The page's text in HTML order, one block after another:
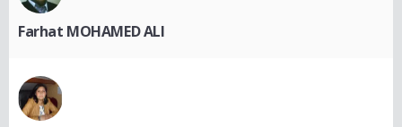
Farhat MOHAMED ALI